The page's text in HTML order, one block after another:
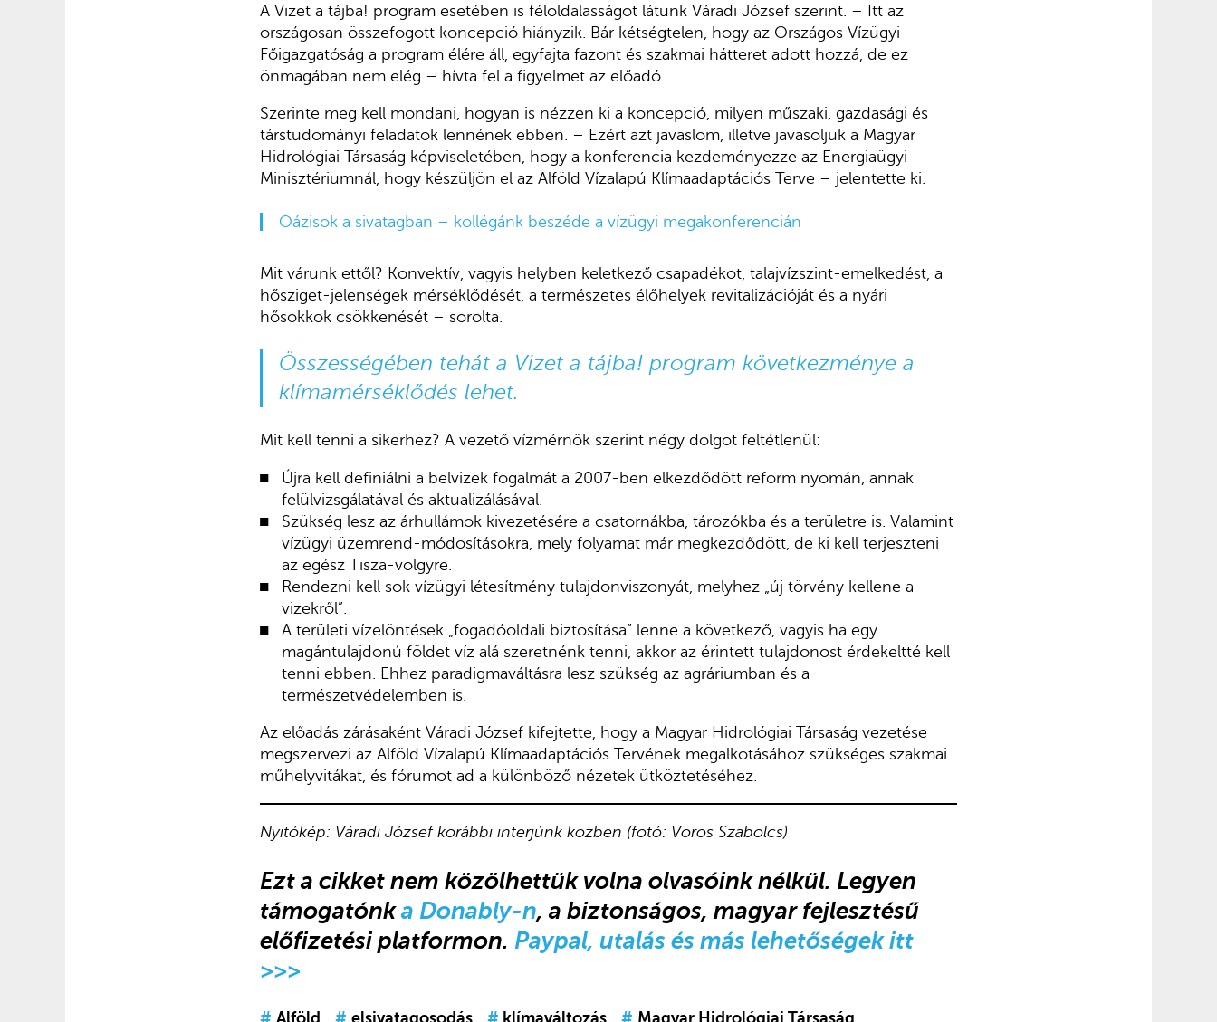
A Vizet a tájba! program esetében is féloldalasságot látunk Váradi József szerint. – Itt az
országosan összefogott koncepció hiányzik. Bár kétségtelen, hogy az Országos Vízügyi
Főigazgatóság a program élére áll, egyfajta fazont és szakmai hátteret adott hozzá, de ez
önmagában nem elég – hívta fel a figyelmet az előadó.
Szerinte meg kell mondani, hogyan is nézzen ki a koncepció, milyen műszaki, gazdasági és
társtudományi feladatok lennének ebben. – Ezért azt javaslom, illetve javasoljuk a Magyar
Hidrológiai Társaság képviseletében, hogy a konferencia kezdeményezze az Energiaügyi
Minisztériumnál, hogy készüljön el az Alföld Vízalapú Klímaadaptációs Terve – jelentette ki.
Oázisok a sivatagban – kollégánk beszéde a vízügyi megakonferencián
Mit várunk ettől? Konvektív, vagyis helyben keletkező csapadékot, talajvízszint-emelkedést, a
hősziget-jelenségek mérséklődését, a természetes élőhelyek revitalizációját és a nyári
hősokkok csökkenését – sorolta.
Összességében tehát a Vizet a tájba! program következménye a
klímamérséklődés lehet.
Mit kell tenni a sikerhez? A vezető vízmérnök szerint négy dolgot feltétlenül:
Újra kell definiálni a belvizek fogalmát a 2007-ben elkezdődött reform nyomán, annak
felülvizsgálatával és aktualizálásával.
Szükség lesz az árhullámok kivezetésére a csatornákba, tározókba és a területre is. Valamint
vízügyi üzemrend-módosításokra, mely folyamat már megkezdődött, de ki kell terjeszteni
az egész Tisza-völgyre.
Rendezni kell sok vízügyi létesítmény tulajdonviszonyát, melyhez „új törvény kellene a
vizekről”.
A területi vízelöntések „fogadóoldali biztosítása” lenne a következő, vagyis ha egy
magántulajdonú földet víz alá szeretnénk tenni, akkor az érintett tulajdonost érdekeltté kell
tenni ebben. Ehhez paradigmaváltásra lesz szükség az agráriumban és a
természetvédelemben is.
Az előadás zárásaként Váradi József kifejtette, hogy a Magyar Hidrológiai Társaság vezetése
megszervezi az Alföld Vízalapú Klímaadaptációs Tervének megalkotásához szükséges szakmai
műhelyvitákat, és fórumot ad a különböző nézetek ütköztetéséhez.
Nyitókép: Váradi József korábbi interjúnk közben (fotó: Vörös Szabolcs)
Ezt a cikket nem közölhettük volna olvasóink nélkül. Legyen
támogatónka Donably-n, a biztonságos, magyar fejlesztésű
előfizetési platformon. Paypal, utalás és más lehetőségek itt
>>>